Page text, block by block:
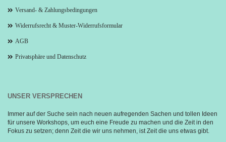
Versand- & Zahlungsbedingungen
Widerrufsrecht & Muster-Widerrufsformular
AGB
Privatsphäre und Datenschutz
UNSER VERSPRECHEN
Immer auf der Suche sein nach neuen aufregenden Sachen und tollen Ideen
für unsere Workshops, um euch eine Freude zu machen und die Zeit in den
Fokus zu setzen; denn Zeit die wir uns nehmen, ist Zeit die uns etwas gibt.